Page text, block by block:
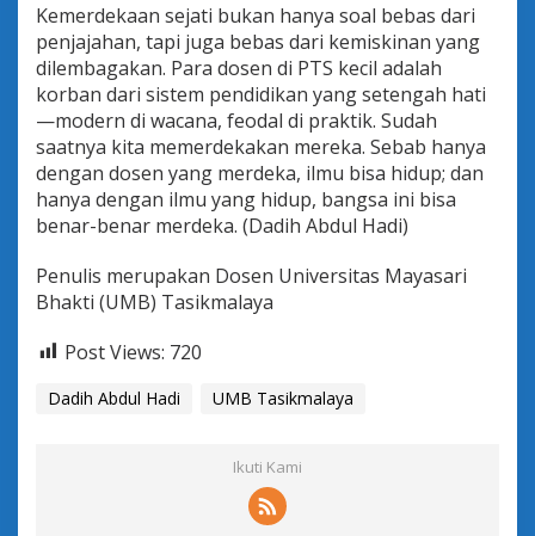
Kemerdekaan sejati bukan hanya soal bebas dari
penjajahan, tapi juga bebas dari kemiskinan yang
dilembagakan. Para dosen di PTS kecil adalah
korban dari sistem pendidikan yang setengah hati
—modern di wacana, feodal di praktik. Sudah
saatnya kita memerdekakan mereka. Sebab hanya
dengan dosen yang merdeka, ilmu bisa hidup; dan
hanya dengan ilmu yang hidup, bangsa ini bisa
benar-benar merdeka. (Dadih Abdul Hadi)
Penulis merupakan Dosen Universitas Mayasari
Bhakti (UMB) Tasikmalaya
Post Views: 720
Dadih Abdul Hadi UMB Tasikmalaya
Ikuti Kami